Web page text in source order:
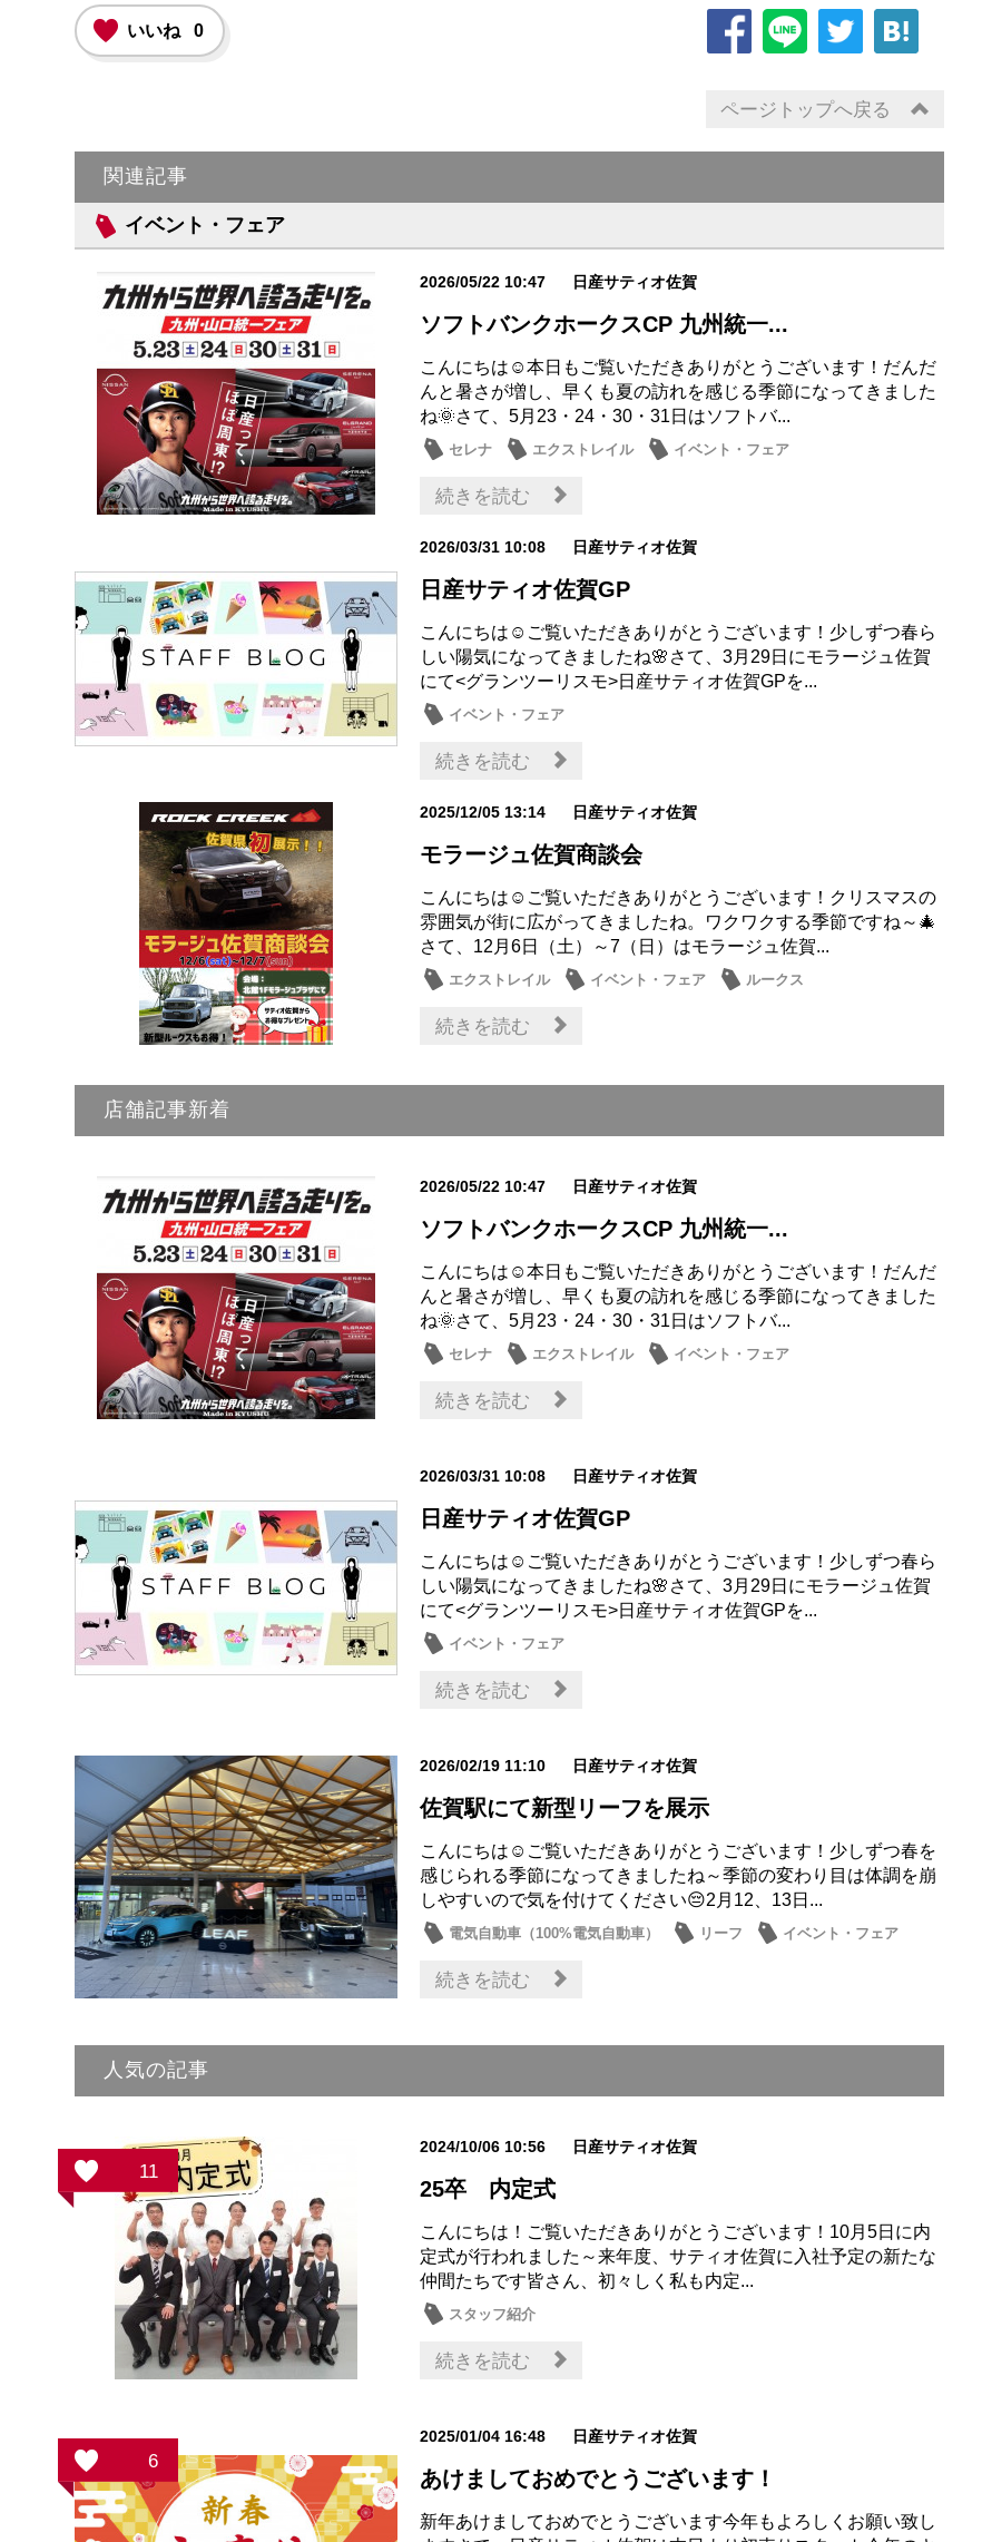
いいね 0
ページトップへ戻る
関連記事
イベント・フェア
2026/05/22 10:47 日産サティオ佐賀
ソフトバンクホークスCP 九州統一...
こんにちは☺本日もご覧いただきありがとうございます！だんだ
んと暑さが増し、早くも夏の訪れを感じる季節になってきました
ね🌞さて、5月23・24・30・31日はソフトバ...
セレナ エクストレイル イベント・フェア
続きを読む
2026/03/31 10:08 日産サティオ佐賀
日産サティオ佐賀GP
こんにちは☺ご覧いただきありがとうございます！少しずつ春ら
しい陽気になってきましたね🌸さて、3月29日にモラージュ佐賀
にて<グランツーリスモ>日産サティオ佐賀GPを...
イベント・フェア
続きを読む
2025/12/05 13:14 日産サティオ佐賀
モラージュ佐賀商談会
こんにちは☺ご覧いただきありがとうございます！クリスマスの
雰囲気が街に広がってきましたね。ワクワクする季節ですね～🎄
さて、12月6日（土）～7（日）はモラージュ佐賀...
エクストレイル イベント・フェア ルークス
続きを読む
店舗記事新着
2026/05/22 10:47 日産サティオ佐賀
ソフトバンクホークスCP 九州統一...
こんにちは☺本日もご覧いただきありがとうございます！だんだ
んと暑さが増し、早くも夏の訪れを感じる季節になってきました
ね🌞さて、5月23・24・30・31日はソフトバ...
セレナ エクストレイル イベント・フェア
続きを読む
2026/03/31 10:08 日産サティオ佐賀
日産サティオ佐賀GP
こんにちは☺ご覧いただきありがとうございます！少しずつ春ら
しい陽気になってきましたね🌸さて、3月29日にモラージュ佐賀
にて<グランツーリスモ>日産サティオ佐賀GPを...
イベント・フェア
続きを読む
2026/02/19 11:10 日産サティオ佐賀
佐賀駅にて新型リーフを展示
こんにちは☺ご覧いただきありがとうございます！少しずつ春を
感じられる季節になってきましたね～季節の変わり目は体調を崩
しやすいので気を付けてください😔2月12、13日...
電気自動車（100%電気自動車） リーフ イベント・フェア
続きを読む
人気の記事
11
2024/10/06 10:56 日産サティオ佐賀
25卒 内定式
こんにちは！​ご覧いただきありがとうございます！​​​​10月5日に内
定式が行われました～来年度、サティオ佐賀に入社予定の新たな
仲間たちです皆さん、初々しく私も内定...
スタッフ紹介
続きを読む
6
2025/01/04 16:48 日産サティオ佐賀
あけましておめでとうございます！
新年あけましておめでとうございます今年もよろしくお願い致し